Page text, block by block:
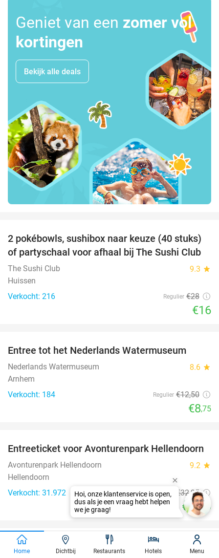
Geniet van een zomer vol
kortingen
Bekijk alle deals
43%
2 pokébowls, sushibox naar keuze (40 stuks)
of partyschaal voor afhaal bij The Sushi Club
The Sushi Club 9.3 star
Huissen
Verkocht: 216
Regulier €28
€16
Entree tot het Nederlands Watermuseum
Nederlands Watermuseum 8.6 star
Arnhem
Verkocht: 184
Regulier €12,50
€8,75
41%
Entreeticket voor Avonturenpark Hellendoorn
Avonturenpark Hellendoorn 9.2 star
Hellendoorn
Verkocht: 31.972
Regulier €32,95
€19,50
43%
2-gangen keuzelunch bij De Beren in hartje
Home Dichtbij Restaurants Hotels Menu